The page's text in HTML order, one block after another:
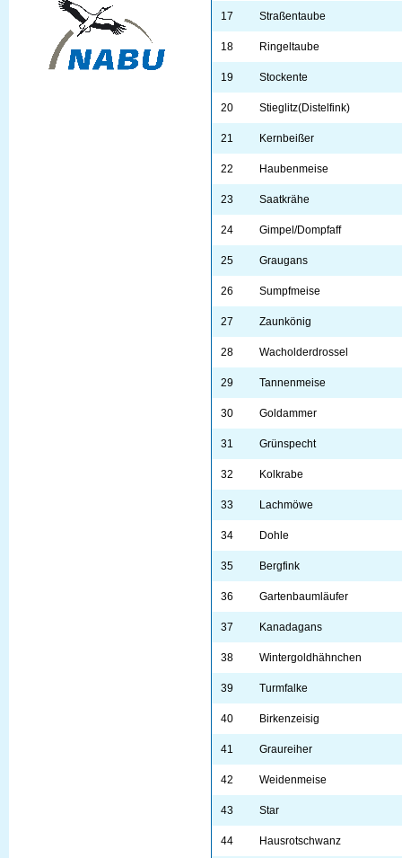
17 Straßentaube
18 Ringeltaube
19 Stockente
20 Stieglitz(Distelfink)
21 Kernbeißer
22 Haubenmeise
23 Saatkrähe
24 Gimpel/Dompfaff
25 Graugans
26 Sumpfmeise
27 Zaunkönig
28 Wacholderdrossel
29 Tannenmeise
30 Goldammer
31 Grünspecht
32 Kolkrabe
33 Lachmöwe
34 Dohle
35 Bergfink
36 Gartenbaumläufer
37 Kanadagans
38 Wintergoldhähnchen
39 Turmfalke
40 Birkenzeisig
41 Graureiher
42 Weidenmeise
43 Star
44 Hausrotschwanz